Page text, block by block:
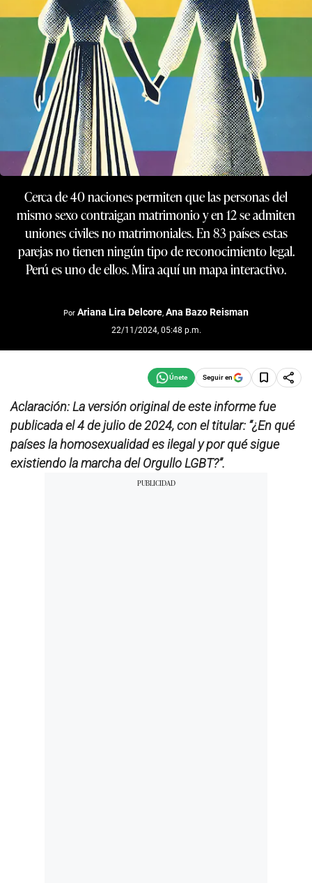
Cerca de 40 naciones permiten que las personas del
mismo sexo contraigan matrimonio y en 12 se admiten
uniones civiles no matrimoniales. En 83 países estas
parejas no tienen ningún tipo de reconocimiento legal.
Perú es uno de ellos. Mira aquí un mapa interactivo.
Por Ariana Lira Delcore, Ana Bazo Reisman
22/11/2024, 05:48 p.m.
Seguir en
Aclaración: La versión original de este informe fue
publicada el 4 de julio de 2024, con el titular: “¿En qué
países la homosexualidad es ilegal y por qué sigue
existiendo la marcha del Orgullo LGBT?”.